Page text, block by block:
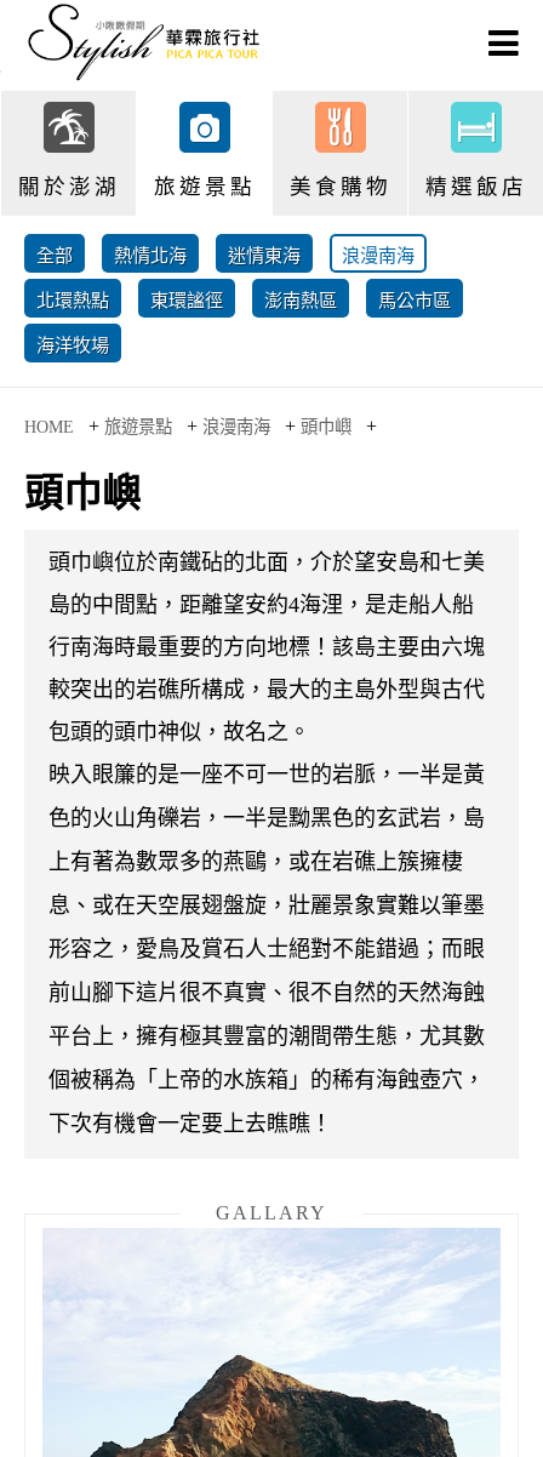
關於澎湖 旅遊景點 美食購物 精選飯店
全部 熱情北海 迷情東海 浪漫南海
北環熱點 東環謐徑 澎南熱區 馬公市區
海洋牧場
HOME + 旅遊景點 + 浪漫南海 + 頭巾嶼 +
頭巾嶼
頭巾嶼位於南鐵砧的北面，介於望安島和七美
島的中間點，距離望安約4海浬，是走船人船
行南海時最重要的方向地標！該島主要由六塊
較突出的岩礁所構成，最大的主島外型與古代
包頭的頭巾神似，故名之。
映入眼簾的是一座不可一世的岩脈，一半是黃
色的火山角礫岩，一半是黝黑色的玄武岩，島
上有著為數眾多的燕鷗，或在岩礁上簇擁棲
息、或在天空展翅盤旋，壯麗景象實難以筆墨
形容之，愛鳥及賞石人士絕對不能錯過；而眼
前山腳下這片很不真實、很不自然的天然海蝕
平台上，擁有極其豐富的潮間帶生態，尤其數
個被稱為「上帝的水族箱」的稀有海蝕壺穴，
下次有機會一定要上去瞧瞧！
GALLARY